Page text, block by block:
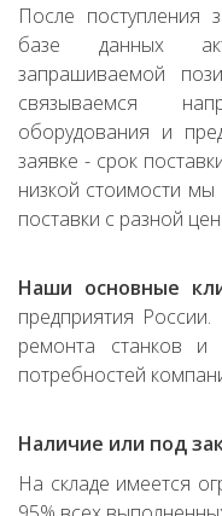
После поступления
базе данных
запрашиваемой
связываемся
оборудования и
заявке - срок
низкой стоимости
поставки с разной
Наши основные
предприятия
ремонта станков и
потребностей
Наличие или под
На складе имеется